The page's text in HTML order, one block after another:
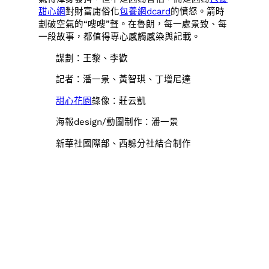
甜心網對財富庸俗化包養網dcard的憤怒。箭時
劃破空氣的“嗖嗖”聲。在魯朗，每一處景致、每
一段故事，都值得專心感觸感染與記載。
謀劃：王黎、李歡
記者：潘一景、黃智琪、丁增尼達
甜心花園錄像：莊云凱
海報design/動圖制作：潘一景
新華社國際部、西躲分社結合制作